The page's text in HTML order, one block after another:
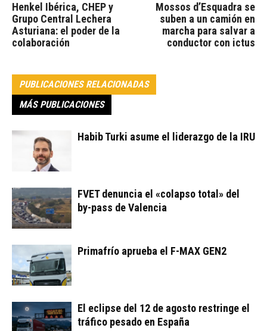
Henkel Ibérica, CHEP y
Grupo Central Lechera
Asturiana: el poder de la
colaboración
Mossos d’Esquadra se
suben a un camión en
marcha para salvar a
conductor con ictus
PUBLICACIONES RELACIONADAS
MÁS PUBLICACIONES
Habib Turki asume el liderazgo de la IRU
FVET denuncia el «colapso total» del
by-pass de Valencia
Primafrío aprueba el F-MAX GEN2
El eclipse del 12 de agosto restringe el
tráfico pesado en España